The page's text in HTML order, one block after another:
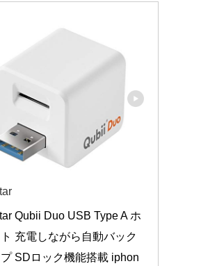
Qubii Duo USB Type A ホ
充電しながら自動バック
SDロック機能搭載 iphon